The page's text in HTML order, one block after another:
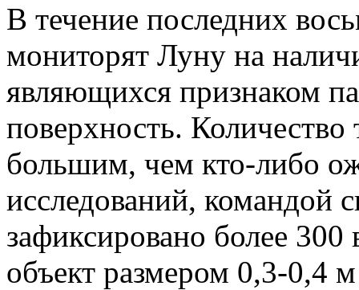
В течение последних
мониторят Луну на
являющихся признаком
поверхность.
большим, чем кто-либо
исследований, командой
зафиксировано более
объект размером 0,3-0,4